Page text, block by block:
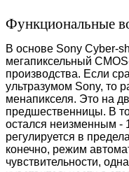
Функциональные
В основе Sony Cyber-
мегапиксельный
производства. Если
ультразумом Sony, то
менапикселя. Это на
предшественницы. В
остался неизменным -
регулируется в
конечно, режим
чувствительности,